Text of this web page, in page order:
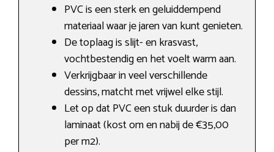
PVC is een sterk en geluiddempend
materiaal waar je jaren van kunt genieten.
De toplaag is slijt- en krasvast,
vochtbestendig en het voelt warm aan.
Verkrijgbaar in veel verschillende
dessins, matcht met vrijwel elke stijl.
Let op dat PVC een stuk duurder is dan
laminaat (kost om en nabij de €35,00
per m2).